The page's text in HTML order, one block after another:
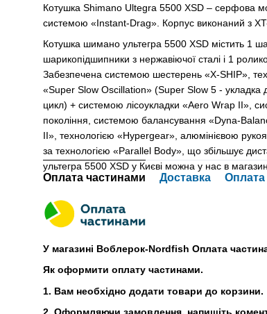
Котушка Shimano Ultegra 5500 XSD – серфова
системою «Instant-Drag». Корпус виконаний з
Котушка шимано ультегра 5500 XSD містить 1
шарикопідшипники з нержавіючої сталі і 1
Забезпечена системою шестерень «X-SHIP»,
«Super Slow Oscillation» (Super Slow 5 - укладка
цикл) + системою лісоукладки «Aero Wrap II»,
покоління, системою балансування «Dyna-
II», технологією «Hypergear», алюмінієвою
за технологією «Parallel Body», що збільшує
ультегра 5500 XSD у Києві можна у нас в
Оплата частинами Доставка Оплата
У магазині Воблерок-Nordfish Оплата
Як оформити оплату частинами.
1. Вам необхідно додати товари до корзини.